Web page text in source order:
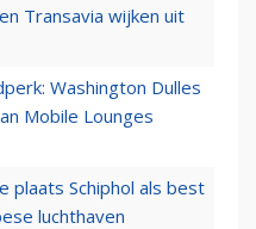
Transavia wijken uit
Washington Dulles
Mobile Lounges
plaats Schiphol als best
luchthaven